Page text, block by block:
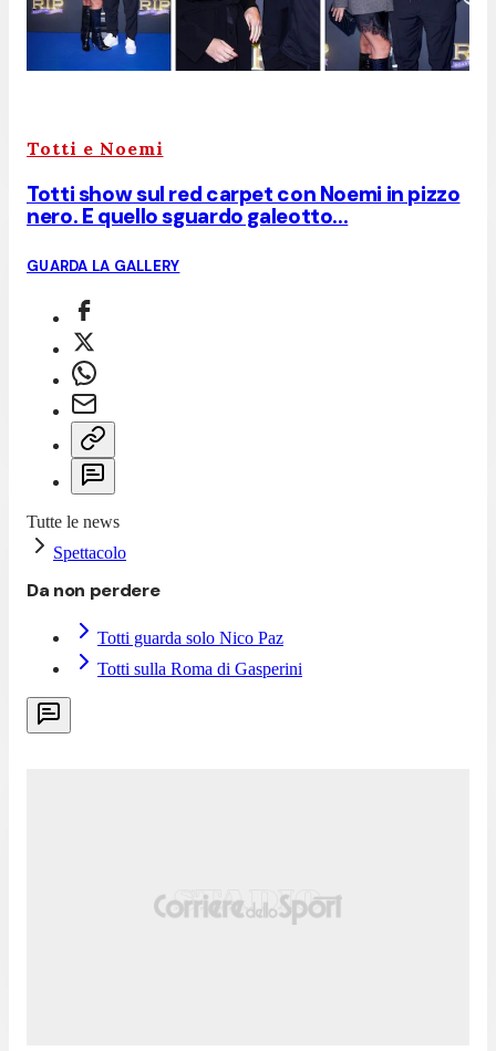
Totti e Noemi
Totti show sul red carpet con Noemi in pizzo
nero. E quello sguardo galeotto...
GUARDA LA GALLERY
Tutte le news
Spettacolo
Da non perdere
Totti guarda solo Nico Paz
Totti sulla Roma di Gasperini